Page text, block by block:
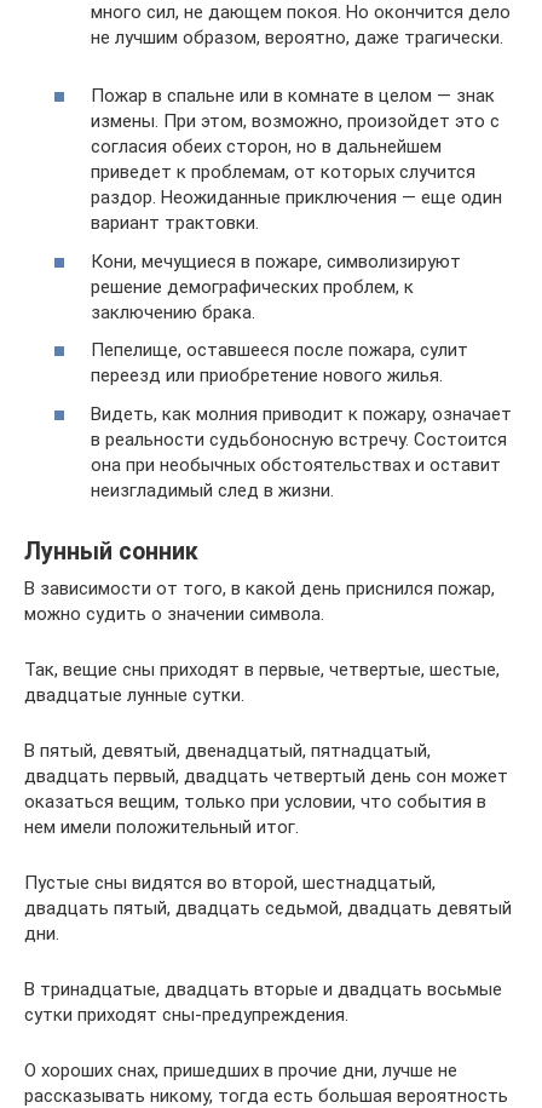
много сил, не дающем покоя. Но окончится дело
не лучшим образом, вероятно, даже трагически.
Пожар в спальне или в комнате в целом — знак
измены. При этом, возможно, произойдет это с
согласия обеих сторон, но в дальнейшем
приведет к проблемам, от которых случится
раздор. Неожиданные приключения — еще один
вариант трактовки.
Кони, мечущиеся в пожаре, символизируют
решение демографических проблем, к
заключению брака.
Пепелище, оставшееся после пожара, сулит
переезд или приобретение нового жилья.
Видеть, как молния приводит к пожару, означает
в реальности судьбоносную встречу. Состоится
она при необычных обстоятельствах и оставит
неизгладимый след в жизни.
Лунный сонник
В зависимости от того, в какой день приснился пожар,
можно судить о значении символа.
Так, вещие сны приходят в первые, четвертые, шестые,
двадцатые лунные сутки.
В пятый, девятый, двенадцатый, пятнадцатый,
двадцать первый, двадцать четвертый день сон может
оказаться вещим, только при условии, что события в
нем имели положительный итог.
Пустые сны видятся во второй, шестнадцатый,
двадцать пятый, двадцать седьмой, двадцать девятый
дни.
В тринадцатые, двадцать вторые и двадцать восьмые
сутки приходят сны-предупреждения.
О хороших снах, пришедших в прочие дни, лучше не
рассказывать никому, тогда есть большая вероятность